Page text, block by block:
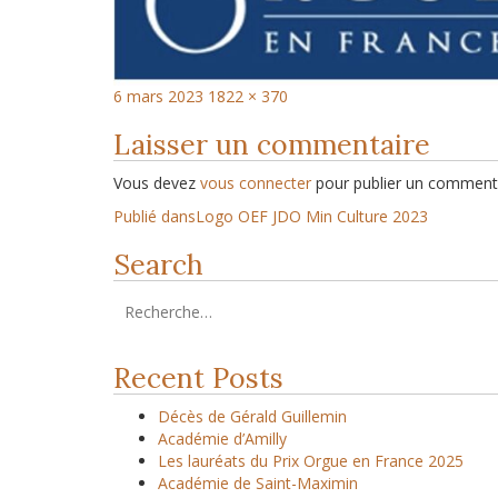
6 mars 2023 1822 × 370
Laisser un commentaire
Vous devez vous connecter pour publier un
Publié dansLogo OEF JDO Min Culture 2023
Search
Recent Posts
Décès de Gérald Guillemin
Académie d’Amilly
Les lauréats du Prix Orgue en France 2025
Académie de Saint-Maximin